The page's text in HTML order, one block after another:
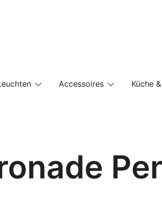
Accessoires Küche